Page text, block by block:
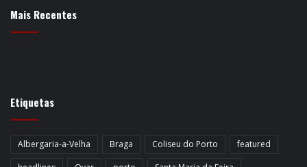
Mais Recentes
Etiquetas
Albergaria-a-Velha Braga Coliseu do Porto
featured